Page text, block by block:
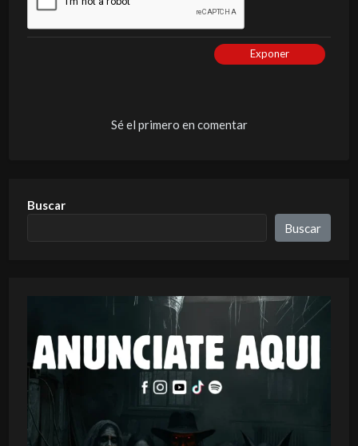
Exponer
Sé el primero en comentar
Buscar
Buscar